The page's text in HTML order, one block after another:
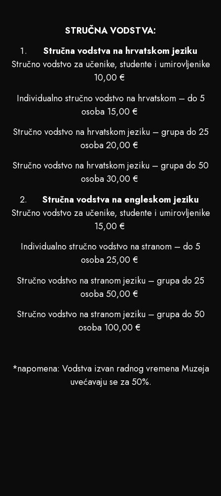
STRUČNA VODSTVA:
Stručna vodstva na hrvatskom jeziku
Stručno vodstvo za učenike, studente i umirovljenike
10,00 €
Individualno stručno vodstvo na hrvatskom – do 5
osoba 15,00 €
Stručno vodstvo na hrvatskom jeziku – grupa do 25
osoba 20,00 €
Stručno vodstvo na hrvatskom jeziku – grupa do 50
osoba 30,00 €
Stručna vodstva na engleskom jeziku
Stručno vodstvo za učenike, studente i umirovljenike
15,00 €
Individualno stručno vodstvo na stranom – do 5
osoba 25,00 €
Stručno vodstvo na stranom jeziku – grupa do 25
osoba 50,00 €
Stručno vodstvo na stranom jeziku – grupa do 50
osoba 100,00 €
*napomena: Vodstva izvan radnog vremena Muzeja
uvećavaju se za 50%.